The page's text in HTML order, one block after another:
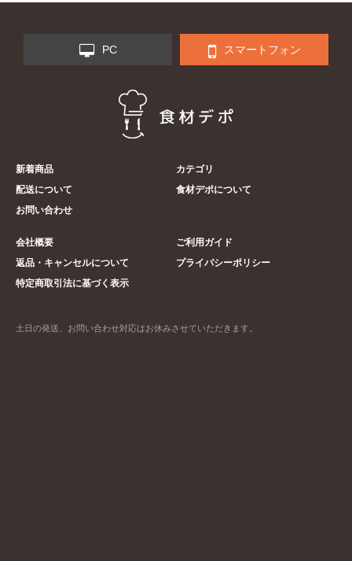
PC スマートフォン
新着商品
カテゴリ
配送について
食材デポについて
お問い合わせ
会社概要
ご利用ガイド
返品・キャンセルについて
プライバシーポリシー
特定商取引法に基づく表示
土日の発送、お問い合わせ対応はお休みさせていただきます。